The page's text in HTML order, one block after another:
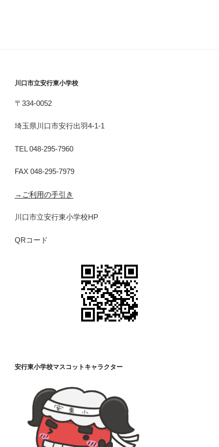
川口市立安行東小学校
〒334-0052
埼玉県川口市安行出羽4-1-1
TEL 048-295-7960
FAX 048-295-7979
→ご利用の手引き
川口市立安行東小学校HP
QRコード
安行東小学校マスコットキャラクター